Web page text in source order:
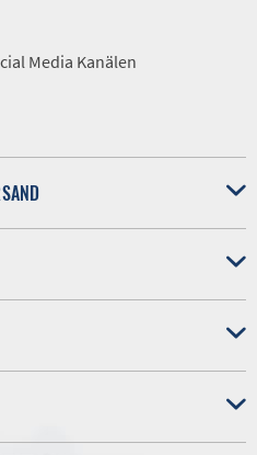
Media Kanälen